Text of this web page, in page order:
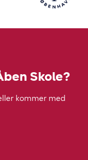
Skole?
kommer med